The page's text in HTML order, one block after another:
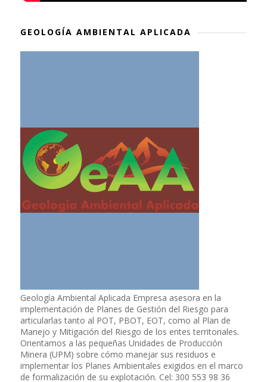
GEOLOGÍA AMBIENTAL APLICADA
Geología Ambiental Aplicada Empresa asesora en la
implementación de Planes de Gestión del Riesgo para
articularlas tanto al POT, PBOT, EOT, como al Plan de
Manejo y Mitigación del Riesgo de los entes territoriales.
Orientamos a las pequeñas Unidades de Producción
Minera (UPM) sobre cómo manejar sus residuos e
implementar los Planes Ambientales exigidos en el marco
de formalización de su explotación. Cel: 300 553 98 36